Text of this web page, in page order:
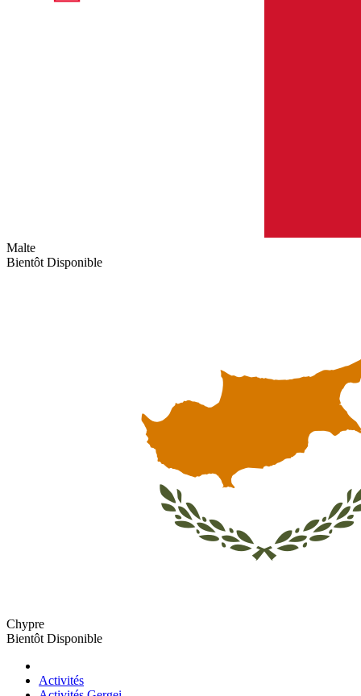
Malte
Bientôt Disponible
Chypre
Bientôt Disponible
Activités